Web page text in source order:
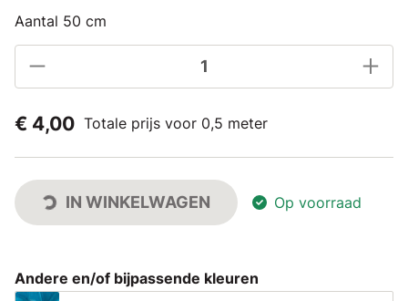
Aantal 50 cm
€ 4,00 Totale prijs voor 0,5 meter
IN WINKELWAGEN Op voorraad
Andere en/of bijpassende kleuren